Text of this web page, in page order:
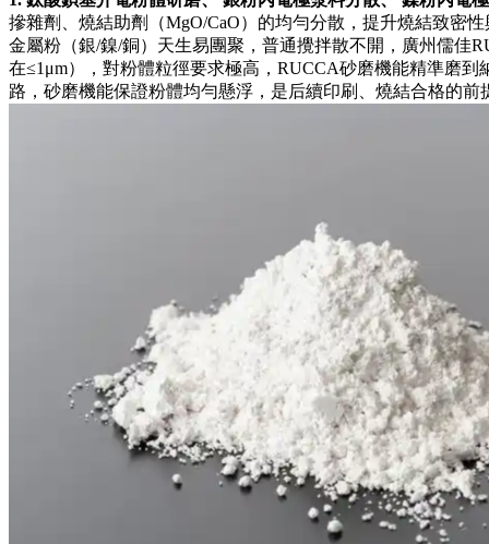
摻雜劑、燒結助劑（MgO/CaO）的均勻分散，提升燒結致密
金屬粉（銀/鎳/銅）天生易團聚，普通攪拌散不開，廣州儒佳
在≤1μm），對粉體粒徑要求極高，RUCCA砂磨機能精準磨
路，砂磨機能保證粉體均勻懸浮，是后續印刷、燒結合格的前